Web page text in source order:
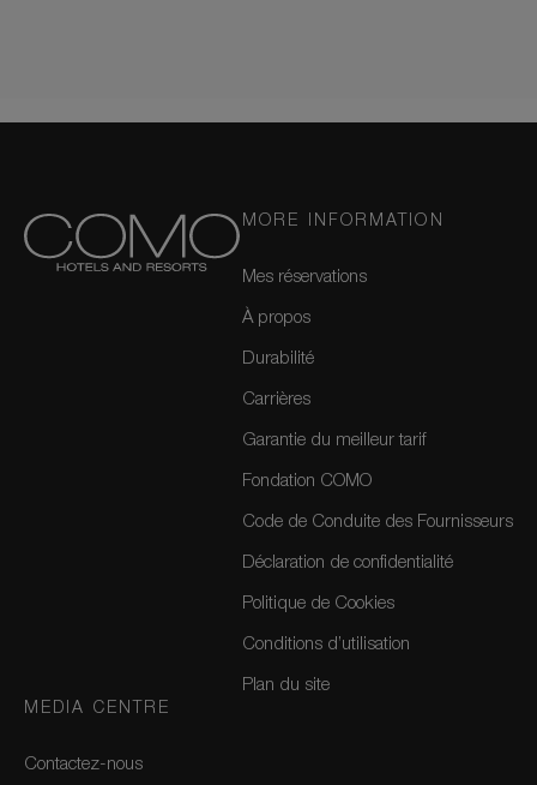
MORE INFORMATION
Mes réservations
À propos
Durabilité
Carrières
Garantie du meilleur tarif
Fondation COMO
Code de Conduite des Fournisseurs
Déclaration de confidentialité
Politique de Cookies
Conditions d’utilisation
Plan du site
MEDIA CENTRE
Contactez-nous